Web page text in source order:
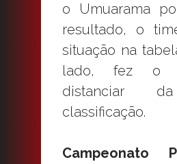
o Umuarama
resultado, o
situação na
lado, fez o
distanciar
classificação.
Campeonato